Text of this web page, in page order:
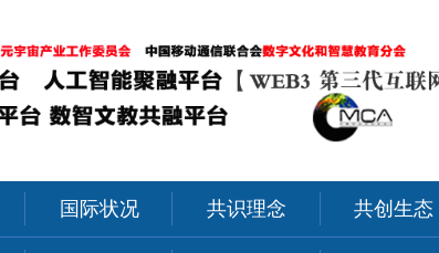
国际状况 共识理念 共创生态